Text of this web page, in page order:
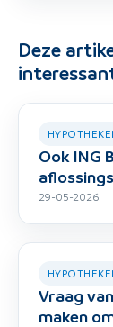
Deze
Ook ING
29-05-2026
Vraag
maken